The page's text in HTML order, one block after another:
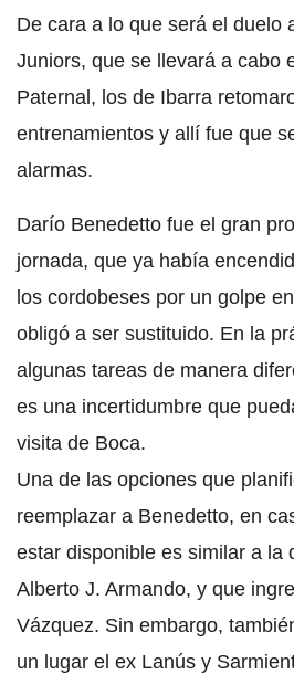
De cara a lo que será el duelo
Juniors, que se llevará a cabo
Paternal, los de Ibarra
entrenamientos y allí fue que
alarmas.
Darío Benedetto fue el gran
jornada, que ya había
los cordobeses por un golpe
obligó a ser sustituido. En la
algunas tareas de manera
es una incertidumbre que
visita de Boca.
Una de las opciones que
reemplazar a Benedetto, en
estar disponible es similar a la
Alberto J. Armando, y que
Vázquez. Sin embargo,
un lugar el ex Lanús y